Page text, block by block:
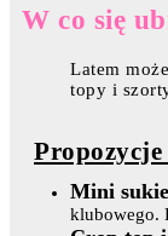
W co się
Latem
topy i
Mini
klubowego.